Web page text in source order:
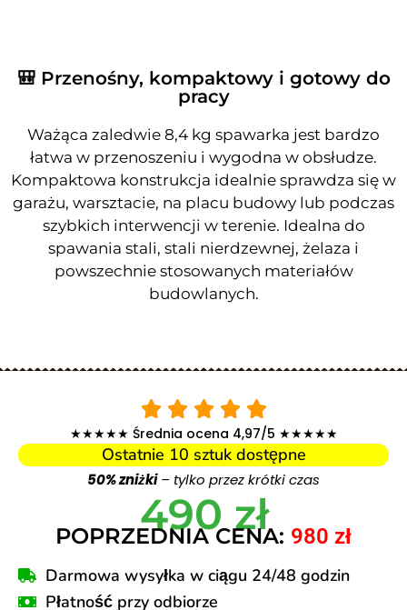
🎒 Przenośny, kompaktowy i gotowy do
pracy
Ważąca zaledwie 8,4 kg spawarka jest bardzo
łatwa w przenoszeniu i wygodna w obsłudze.
Kompaktowa konstrukcja idealnie sprawdza się w
garażu, warsztacie, na placu budowy lub podczas
szybkich interwencji w terenie. Idealna do
spawania stali, stali nierdzewnej, żelaza i
powszechnie stosowanych materiałów
budowlanych.
★★★★★ Średnia ocena 4,97/5 ★★★★★
Ostatnie 10 sztuk dostępne
50% zniżki– tylko przez krótki czas
490 zł
POPRZEDNIA CENA: 980 zł
Darmowa wysyłka w ciągu 24/48 godzin
Płatność przy odbiorze